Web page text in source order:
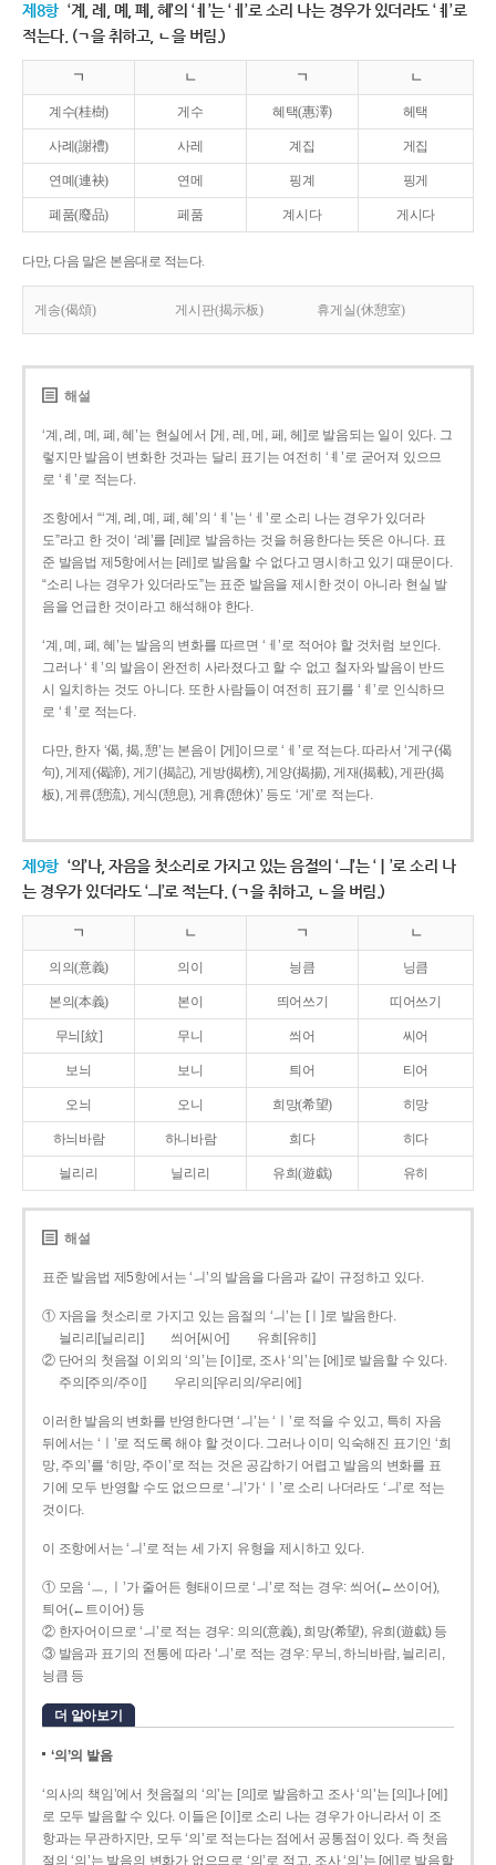
제8항 ‘계, 례, 몌, 폐, 혜’의 ‘ㅖ’는 ‘ㅔ’로 소리 나는 경우가 있더라도 ‘ㅖ’로
적는다. (ㄱ을 취하고, ㄴ을 버림.)
ㄱ ㄴ ㄱ ㄴ
계수(桂樹) 게수 혜택(惠澤) 헤택
사례(謝禮) 사레 계집 게집
연몌(連袂) 연메 핑계 핑게
폐품(廢品) 페품 계시다 게시다
다만, 다음 말은 본음대로 적는다.
게송(偈頌) 게시판(揭示板) 휴게실(休憩室)
해설
‘계, 례, 몌, 폐, 혜’는 현실에서 [게, 레, 메, 페, 헤]로 발음되는 일이 있다. 그
렇지만 발음이 변화한 것과는 달리 표기는 여전히 ‘ㅖ’로 굳어져 있으므
로 ‘ㅖ’로 적는다.
조항에서 “‘계, 례, 몌, 폐, 혜’의 ‘ㅖ’는 ‘ㅔ’로 소리 나는 경우가 있더라
도”라고 한 것이 ‘례’를 [레]로 발음하는 것을 허용한다는 뜻은 아니다. 표
준 발음법 제5항에서는 [레]로 발음할 수 없다고 명시하고 있기 때문이다.
“소리 나는 경우가 있더라도”는 표준 발음을 제시한 것이 아니라 현실 발
음을 언급한 것이라고 해석해야 한다.
‘계, 몌, 폐, 혜’는 발음의 변화를 따르면 ‘ㅔ’로 적어야 할 것처럼 보인다.
그러나 ‘ㅖ’의 발음이 완전히 사라졌다고 할 수 없고 철자와 발음이 반드
시 일치하는 것도 아니다. 또한 사람들이 여전히 표기를 ‘ㅖ’로 인식하므
로 ‘ㅖ’로 적는다.
다만, 한자 ‘偈, 揭, 憩’는 본음이 [게]이므로 ‘ㅔ’로 적는다. 따라서 ‘게구(偈
句), 게제(偈諦), 게기(揭記), 게방(揭榜), 게양(揭揚), 게재(揭載), 게판(揭
板), 게류(憩流), 게식(憩息), 게휴(憩休)’ 등도 ‘게’로 적는다.
제9항 ‘의’나, 자음을 첫소리로 가지고 있는 음절의 ‘ㅢ’는 ‘ㅣ’로 소리 나
는 경우가 있더라도 ‘ㅢ’로 적는다. (ㄱ을 취하고, ㄴ을 버림.)
ㄱ ㄴ ㄱ ㄴ
의의(意義) 의이 닁큼 닝큼
본의(本義) 본이 띄어쓰기 띠어쓰기
무늬[紋] 무니 씌어 씨어
보늬 보니 틔어 티어
오늬 오니 희망(希望) 히망
하늬바람 하니바람 희다 히다
늴리리 닐리리 유희(遊戱) 유히
해설
표준 발음법 제5항에서는 ‘ㅢ’의 발음을 다음과 같이 규정하고 있다.
① 자음을 첫소리로 가지고 있는 음절의 ‘ㅢ’는 [ㅣ]로 발음한다.
늴리리[닐리리]
씌어[씨어]
유희[유히]
② 단어의 첫음절 이외의 ‘의’는 [이]로, 조사 ‘의’는 [에]로 발음할 수 있다.
주의[주의/주이]
우리의[우리의/우리에]
이러한 발음의 변화를 반영한다면 ‘ㅢ’는 ‘ㅣ’로 적을 수 있고, 특히 자음
뒤에서는 ‘ㅣ’로 적도록 해야 할 것이다. 그러나 이미 익숙해진 표기인 ‘희
망, 주의’를 ‘히망, 주이’로 적는 것은 공감하기 어렵고 발음의 변화를 표
기에 모두 반영할 수도 없으므로 ‘ㅢ’가 ‘ㅣ’로 소리 나더라도 ‘ㅢ’로 적는
것이다.
이 조항에서는 ‘ㅢ’로 적는 세 가지 유형을 제시하고 있다.
① 모음 ‘ㅡ, ㅣ’가 줄어든 형태이므로 ‘ㅢ’로 적는 경우: 씌어(←쓰이어),
틔어(←트이어) 등
② 한자어이므로 ‘ㅢ’로 적는 경우: 의의(意義), 희망(希望), 유희(遊戱) 등
③ 발음과 표기의 전통에 따라 ‘ㅢ’로 적는 경우: 무늬, 하늬바람, 늴리리,
닁큼 등
더 알아보기
‘의’의 발음
‘의사의 책임’에서 첫음절의 ‘의’는 [의]로 발음하고 조사 ‘의’는 [의]나 [에]
로 모두 발음할 수 있다. 이들은 [이]로 소리 나는 경우가 아니라서 이 조
항과는 무관하지만, 모두 ‘의’로 적는다는 점에서 공통점이 있다. 즉 첫음
절의 ‘의’는 발음의 변화가 없으므로 ‘의’로 적고, 조사 ‘의’는 [에]로 발음할